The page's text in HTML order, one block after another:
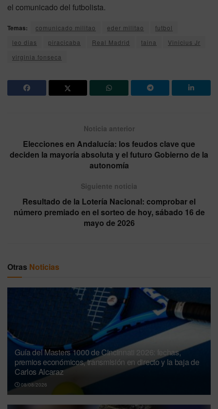
el comunicado del futbolista.
Temas: comunicado militao eder militao
futbol
leo dias
piracicaba Real Madrid taina
Vinicius Jr
virginia fonseca
Noticia anterior
Elecciones en Andalucía: los feudos clave que
deciden la mayoría absoluta y el futuro Gobierno de la
autonomía
Siguiente noticia
Resultado de la Lotería Nacional: comprobar el
número premiado en el sorteo de hoy, sábado 16 de
mayo de 2026
Otras Noticias
Guía del Masters 1000 de Cincinnati 2026: fechas,
premios económicos, transmisión en directo y la baja de
Carlos Alcaraz
08/08/2026